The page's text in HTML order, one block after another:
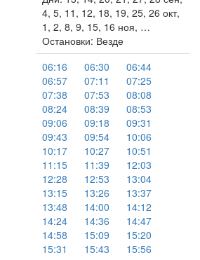
4, 5, 11, 12, 18, 19, 25, 26 окт,
1, 2, 8, 9, 15, 16 ноя, …
Остановки: Везде
06:16
06:30
06:44
06:57
07:11
07:25
07:38
07:53
08:08
08:24
08:39
08:53
09:06
09:18
09:31
09:43
09:54
10:06
10:17
10:27
10:51
11:15
11:39
12:03
12:28
12:53
13:04
13:15
13:26
13:37
13:48
14:00
14:12
14:24
14:36
14:47
14:58
15:09
15:20
15:31
15:43
15:56